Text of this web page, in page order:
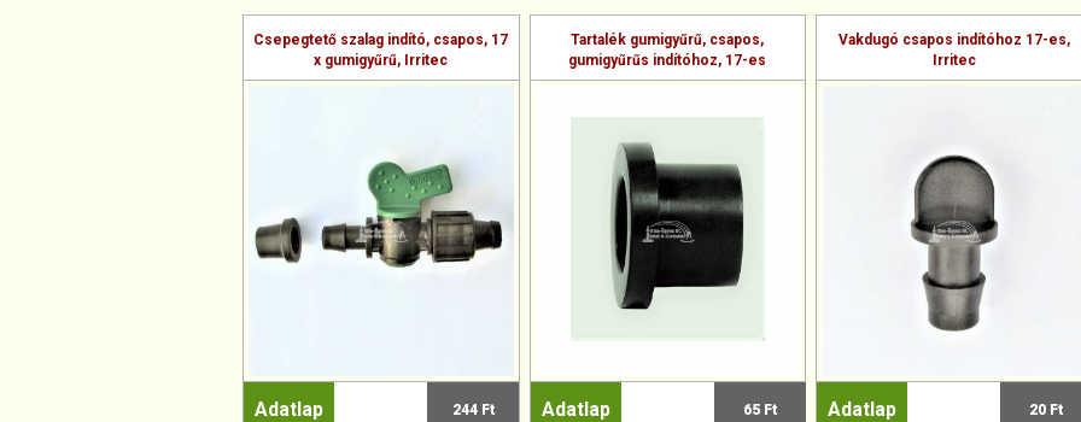
Csepegtető szalag indító, csapos, 17
x gumigyűrű, Irritec
Adatlap 244 Ft
Tartalék gumigyűrű, csapos,
gumigyűrűs indítóhoz, 17-es
Adatlap 65 Ft
Vakdugó csapos indítóhoz 17-es,
Irritec
Adatlap 20 Ft